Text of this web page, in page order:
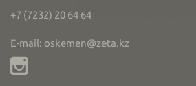
+7 (7232) 20 64 64
E-mail: oskemen@zeta.kz